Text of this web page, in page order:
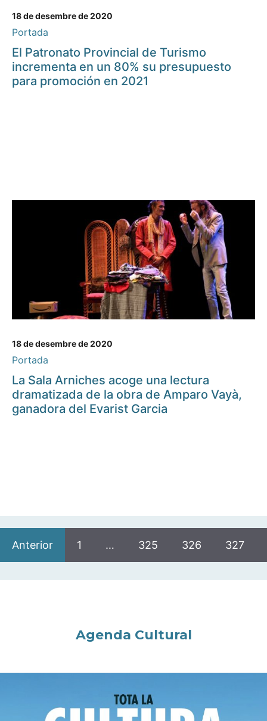
18 de desembre de 2020
Portada
El Patronato Provincial de Turismo
incrementa en un 80% su presupuesto
para promoción en 2021
18 de desembre de 2020
Portada
La Sala Arniches acoge una lectura
dramatizada de la obra de Amparo Vayà,
ganadora del Evarist Garcia
Anterior 1 … 325 326 327
Agenda Cultural